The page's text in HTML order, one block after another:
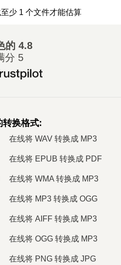
少 1 个文件才能估算
的 4.8
分 5
转换格式:
在线将 WAV 转换成 MP3
在线将 EPUB 转换成 PDF
在线将 WMA 转换成 MP3
在线将 MP3 转换成 OGG
在线将 AIFF 转换成 MP3
在线将 OGG 转换成 MP3
在线将 PNG 转换成 JPG